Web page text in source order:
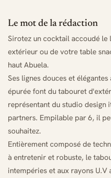
Le mot de la rédaction
Sirotez un cocktail accoudé
extérieur ou de votre table
haut Abuela.
Ses lignes douces et
épurée font du tabouret
représentant du studio design
partners. Empilable par 6, il
souhaitez.
Entièrement composé de
à entretenir et robuste, le
intempéries et aux rayons